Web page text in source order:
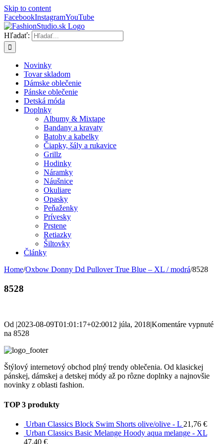
Skip to content
FacebookInstagramYouTube
Hľadať:
Novinky
Tovar skladom
Dámske oblečenie
Pánske oblečenie
Detská móda
Doplnky
Albumy & Mixtape
Bandany a kravaty
Batohy a kabelky
Čiapky, šály a rukavice
Grillz
Hodinky
Náramky
Náušnice
Okuliare
Opasky
Peňaženky
Prívesky
Prstene
Retiazky
Šiltovky
Články
Home/Oxbow Donny Dd Pullover True Blue – XL / modrá/8528
8528
Od |2023-08-09T01:01:17+02:0012 júla, 2018|Komentáre vypnuté
na 8528
Štýlový internetový obchod plný trendy oblečenia. Od klasickej
pánskej, dámskej a detskej módy až po rôzne doplnky a najnovšie
novinky z oblasti fashion.
TOP 3 produkty
Urban Classics Block Swim Shorts olive/olive - L 21,76 €
Urban Classics Basic Melange Hoody aqua melange - XL
47,40 €